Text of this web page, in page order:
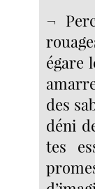
¬
égare
des
déni
tes